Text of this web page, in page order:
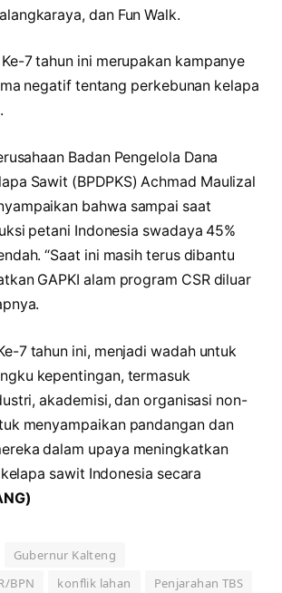
dan Fun Walk.
7 tahun ini merupakan kampanye
negatif tentang perkebunan kelapa
Badan Pengelola Dana
Sawit (BPDPKS) Achmad Maulizal
bahwa sampai saat
petani Indonesia swadaya 45%
“Saat ini masih terus dibantu
GAPKI alam program CSR diluar
7 tahun ini, menjadi wadah untuk
kepentingan, termasuk
akademisi, dan organisasi non-
menyampaikan pandangan dan
dalam upaya meningkatkan
sawit Indonesia secara
Gubernur Kalteng
BPN
konflik lahan Penjarahan TBS